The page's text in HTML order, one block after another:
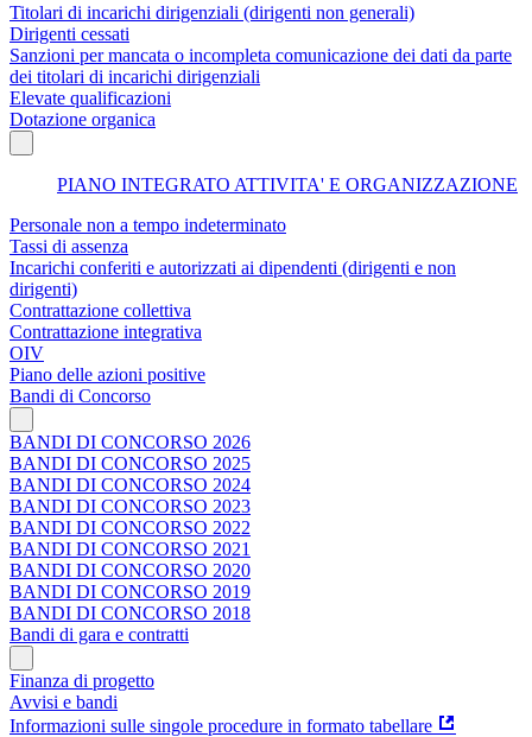
Titolari di incarichi dirigenziali (dirigenti non generali)
Dirigenti cessati
Sanzioni per mancata o incompleta comunicazione dei dati da parte
dei titolari di incarichi dirigenziali
Elevate qualificazioni
Dotazione organica
PIANO INTEGRATO ATTIVITA' E ORGANIZZAZIONE
Personale non a tempo indeterminato
Tassi di assenza
Incarichi conferiti e autorizzati ai dipendenti (dirigenti e non
dirigenti)
Contrattazione collettiva
Contrattazione integrativa
OIV
Piano delle azioni positive
Bandi di Concorso
BANDI DI CONCORSO 2026
BANDI DI CONCORSO 2025
BANDI DI CONCORSO 2024
BANDI DI CONCORSO 2023
BANDI DI CONCORSO 2022
BANDI DI CONCORSO 2021
BANDI DI CONCORSO 2020
BANDI DI CONCORSO 2019
BANDI DI CONCORSO 2018
Bandi di gara e contratti
Finanza di progetto
Avvisi e bandi
Informazioni sulle singole procedure in formato tabellare